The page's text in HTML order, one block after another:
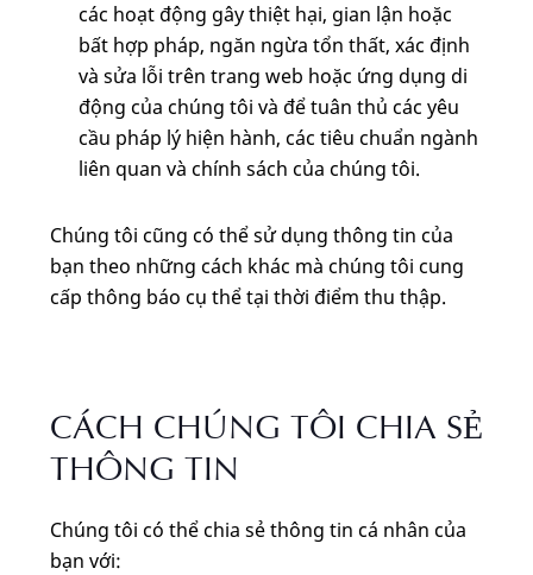
các hoạt động gây thiệt hại, gian lận hoặc
bất hợp pháp, ngăn ngừa tổn thất, xác định
và sửa lỗi trên trang web hoặc ứng dụng di
động của chúng tôi và để tuân thủ các yêu
cầu pháp lý hiện hành, các tiêu chuẩn ngành
liên quan và chính sách của chúng tôi.
Chúng tôi cũng có thể sử dụng thông tin của
bạn theo những cách khác mà chúng tôi cung
cấp thông báo cụ thể tại thời điểm thu thập.
CÁCH CHÚNG TÔI CHIA SẺ
THÔNG TIN
Chúng tôi có thể chia sẻ thông tin cá nhân của
bạn với: